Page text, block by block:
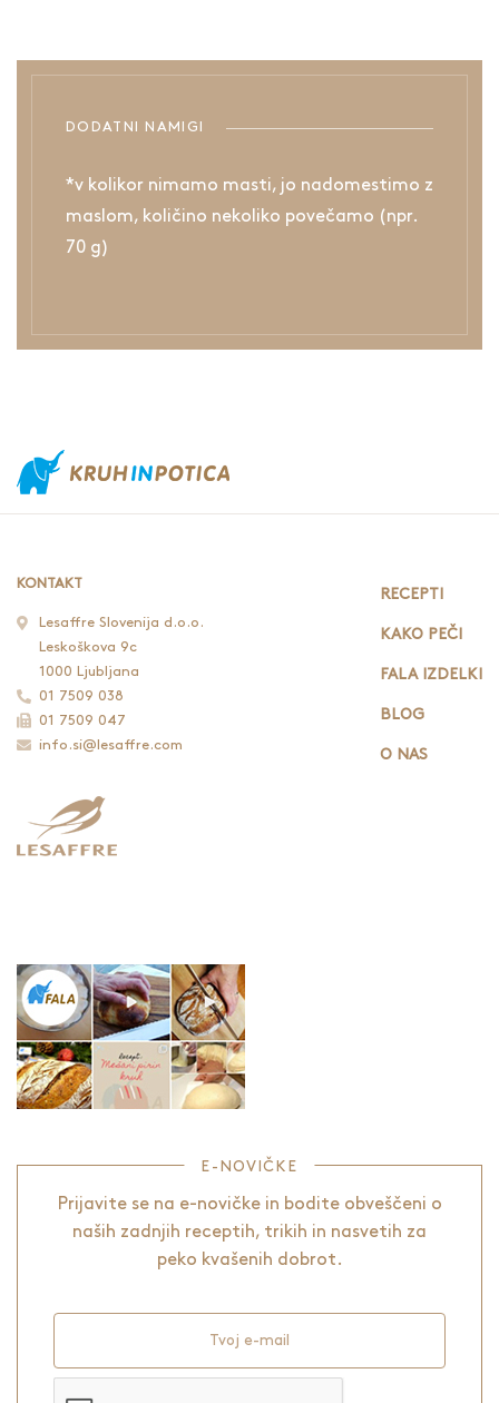
DODATNI NAMIGI
*v kolikor nimamo masti, jo nadomestimo z
maslom, količino nekoliko povečamo (npr.
70 g)
KONTAKT
Lesaffre Slovenija d.o.o.
Leskoškova 9c
1000 Ljubljana
01 7509 038
01 7509 047
info.si@lesaffre.com
RECEPTI
KAKO PEČI
FALA IZDELKI
BLOG
O NAS
E-NOVIČKE
Prijavite se na e-novičke in bodite obveščeni o
naših zadnjih receptih, trikih in nasvetih za
peko kvašenih dobrot.
Tvoj e-mail